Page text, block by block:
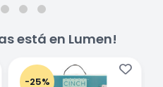
está en Lumen!
-25%